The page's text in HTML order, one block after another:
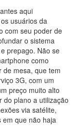
aqui
usuários da
com seu poder de
o sistema
prepago. Não se
como
de mesa, que tem
3G, com um
preço muito alto
do plano a utilização
via satélite,
que não haja